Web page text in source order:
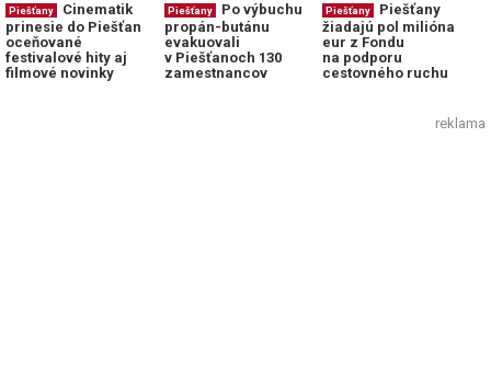
Piešťany
Cinematik
prinesie do Piešťan
oceňované
festivalové hity aj
filmové novinky
Piešťany
Po výbuchu
propán-butánu
evakuovali
v Piešťanoch 130
zamestnancov
Piešťany
Piešťany
žiadajú pol milióna
eur z Fondu
na podporu
cestovného ruchu
reklama